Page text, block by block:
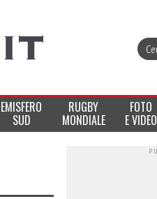
EMISFERO
SUD
RUGBY
MONDIALE
FOTO
E VIDEO